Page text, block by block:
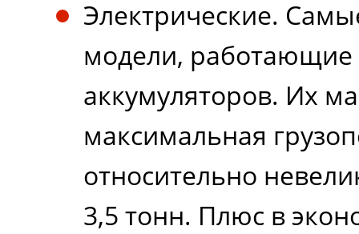
Электрические.
модели, работающие
аккумуляторов. Их
максимальная
относительно
3,5 тонн. Плюс в